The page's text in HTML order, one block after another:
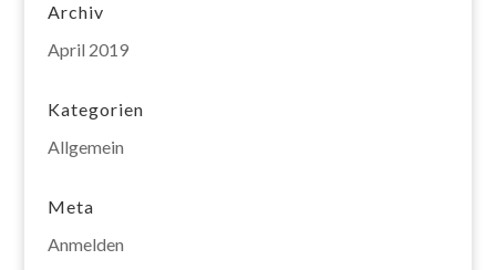
Archiv
April 2019
Kategorien
Allgemein
Meta
Anmelden